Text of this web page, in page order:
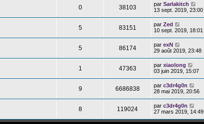
0 38103 par Sarlakitch
13 sept. 2019, 23:00
5 83151 par Zed
10 sept. 2019, 18:01
5 86174 par exN
29 août 2019, 23:48
1 47363 par xiaolong
03 juin 2019, 15:07
9 6686838 par c3dr4g0n
28 mai 2019, 20:56
8 119024 par c3dr4g0n
27 mars 2019, 14:49